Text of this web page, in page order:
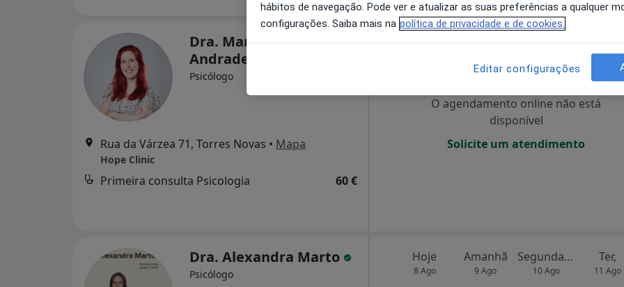
Dra. Maria João
Andrade
Psicólogo
Rua da Várzea 71, Torres Novas • Mapa
Hope Clinic
Primeira consulta Psicologia 60 €
11 Ago
O agendamento online não está
disponível
Solicite um atendimento
Dra. Alexandra Marto
Psicólogo
Hoje
8 Ago
Amanhã
9 Ago
Segunda-feira
10 Ago
Ter,
11 Ago
hábitos de navegação. Pode ver e atualizar as suas preferências a qualquer
configurações. Saiba mais na política de privacidade e de cookies.
Editar configurações